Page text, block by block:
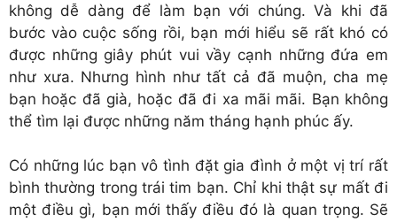
không dễ dàng để làm bạn với chúng. Và khi đã
bước vào cuộc sống rồi, bạn mới hiểu sẽ rất khó có
được những giây phút vui vầy cạnh những đứa em
như xưa. Nhưng hình như tất cả đã muộn, cha mẹ
bạn hoặc đã già, hoặc đã đi xa mãi mãi. Bạn không
thể tìm lại được những năm tháng hạnh phúc ấy.
Có những lúc bạn vô tình đặt gia đình ở một vị trí rất
bình thường trong trái tim bạn. Chỉ khi thật sự mất đi
một điều gì, bạn mới thấy điều đó là quan trọng. Sẽ